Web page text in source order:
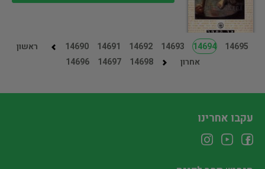
ראשון 14690 14691 14692 14693 14694
14695
14696
14697 14698 אחרון
עקבו אחרינו